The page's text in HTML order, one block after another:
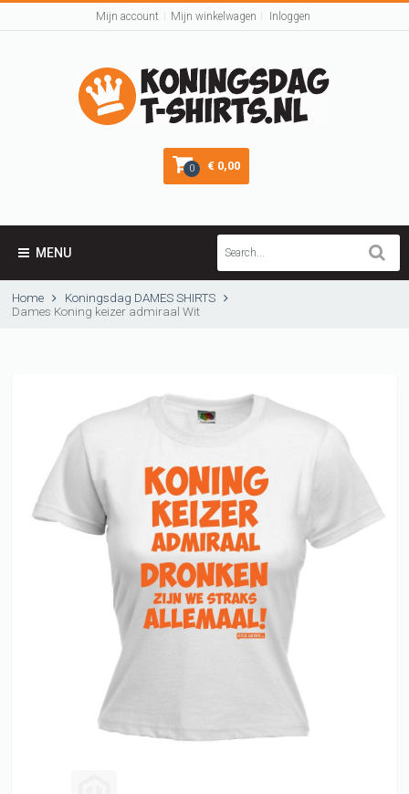
Mijn account Mijn winkelwagen Inloggen
0 € 0,00
MENU
Home
Koningsdag DAMES SHIRTS
Dames Koning keizer admiraal Wit